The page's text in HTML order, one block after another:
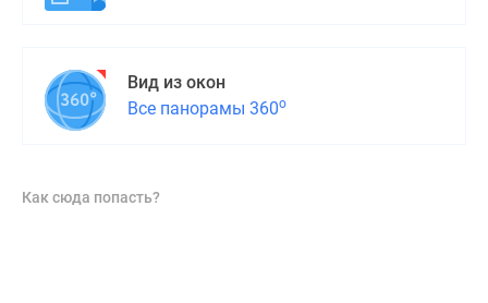
Вид из окон
Все панорамы 360о
Как сюда попасть?